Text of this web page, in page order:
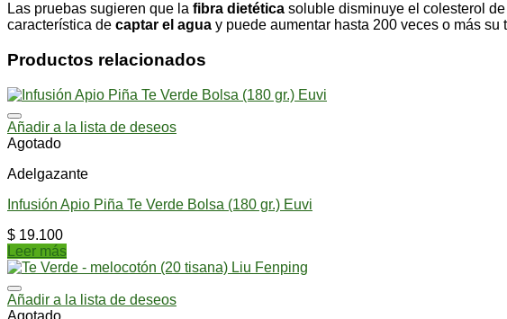
Las pruebas sugieren que la fibra dietética soluble disminuye el colesterol
característica de captar el agua y puede aumentar hasta 200 veces o más su
Productos relacionados
Añadir a la lista de deseos
Agotado
Adelgazante
Infusión Apio Piña Te Verde Bolsa (180 gr.) Euvi
$ 19.100
Leer más
Añadir a la lista de deseos
Agotado